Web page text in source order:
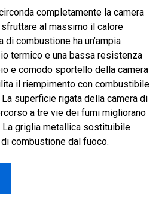
completamente la camera
al massimo il calore
di combustione ha un’ampia
termico e una bassa resistenza
e comodo sportello della camera
il riempimento con combustibile
superficie rigata della camera di
a tre vie dei fumi migliorano
griglia metallica sostituibile
combustione dal fuoco.